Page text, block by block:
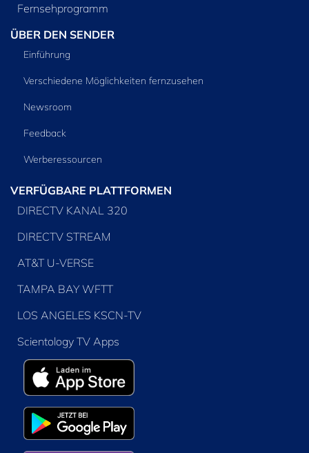
Fernsehprogramm
ÜBER DEN SENDER
Einführung
Verschiedene Möglichkeiten fernzusehen
Newsroom
Feedback
Werberessourcen
VERFÜGBARE PLATTFORMEN
DIRECTV KANAL 320
DIRECTV STREAM
AT&T U-VERSE
TAMPA BAY WFTT
LOS ANGELES KSCN-TV
Scientology TV Apps